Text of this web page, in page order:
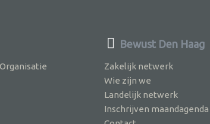
Bewust Den Haag
Zakelijk netwerk
Wie zijn we
Landelijk netwerk
Inschrijven maandagenda